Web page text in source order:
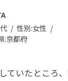
性別:女性
:京都府
ていたところ